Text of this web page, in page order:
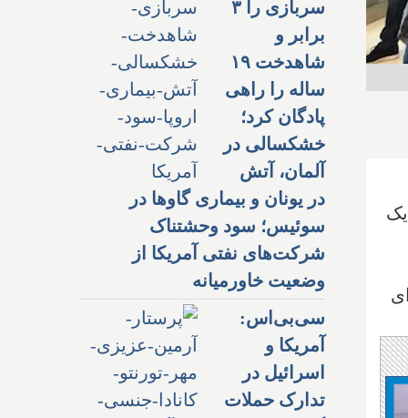
سربازی را ۳
برابر و
شاهدخت ۱۹
ساله را راهی
پادگان کرد؛
خشکسالی در
آلمان، آتش
در یونان و بیماری گاوها در
سوئیس؛ سود وحشتناک
شرکت‌های نفتی آمریکا از
وضعیت خاورمیانه
سی‌بی‌اس:
آمریکا و
اسرائیل در
تدارک حملات